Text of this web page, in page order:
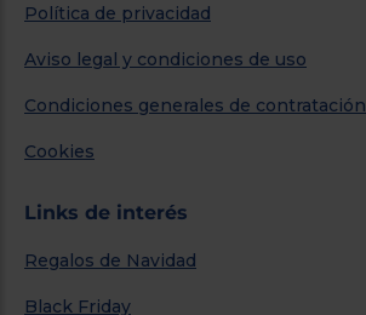
Política de privacidad
Aviso legal y condiciones de uso
Condiciones generales de contratación
Cookies
Links de interés
Regalos de Navidad
Black Friday